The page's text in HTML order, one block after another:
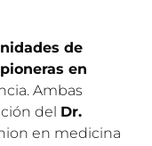
de
en
Ambas
del Dr.
en medicina